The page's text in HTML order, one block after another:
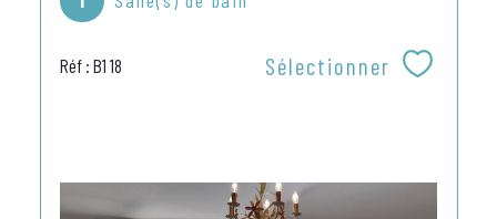
Réf : B1 18 Sélectionner